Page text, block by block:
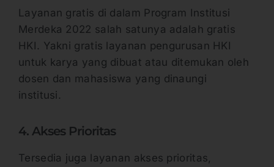
Layanan gratis di dalam Program Institusi
Merdeka 2022 salah satunya adalah gratis
HKI. Yakni gratis layanan pengurusan HKI
untuk karya yang dibuat atau ditemukan oleh
dosen dan mahasiswa yang dinaungi
institusi.
4. Akses Prioritas
Tersedia juga layanan akses prioritas,